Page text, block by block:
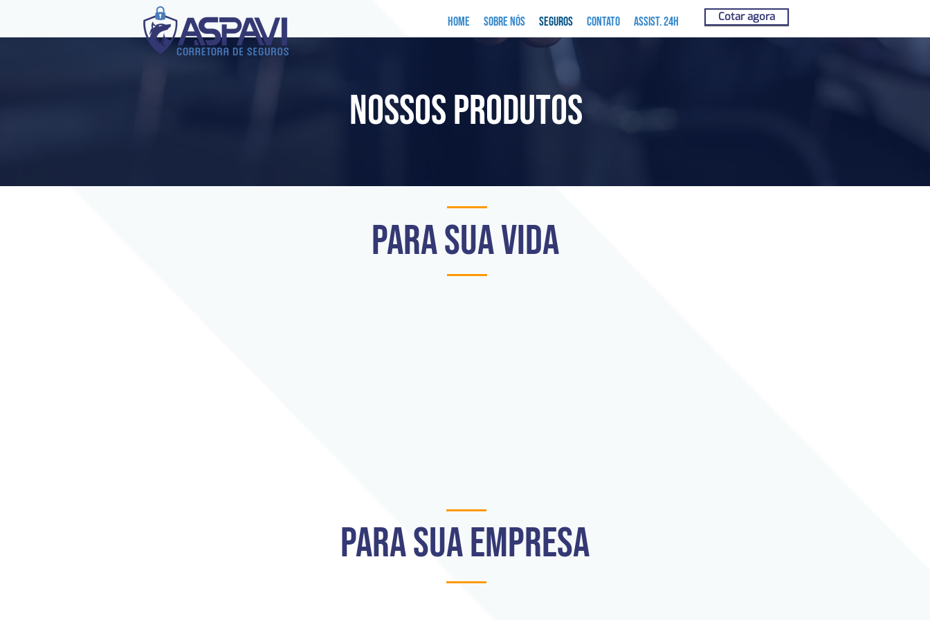
Home Sobre Nós Seguros Contato Assist. 24h Cotar agora
NOSSOS PRODUTOS
Para sua vida
Para sua empresa